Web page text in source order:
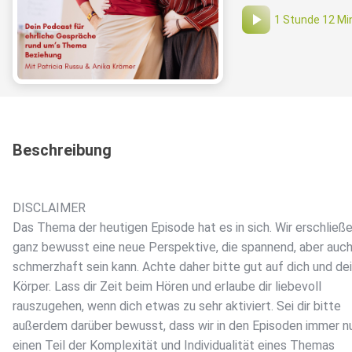
1 Stunde 12
Beschreibung
DISCLAIMER
Das Thema der heutigen Episode hat es in sich. Wir
ganz bewusst eine neue Perspektive, die spannend, aber auch
schmerzhaft sein kann. Achte daher bitte gut auf dich und
Körper. Lass dir Zeit beim Hören und erlaube dir liebevoll
rauszugehen, wenn dich etwas zu sehr aktiviert. Sei dir bitte
außerdem darüber bewusst, dass wir in den Episoden immer
einen Teil der Komplexität und Individualität eines Themas